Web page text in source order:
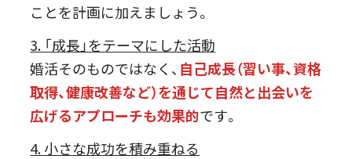
ことを計画に加えましょう。
3. 「成長」をテーマにした活動
婚活そのものではなく、 自己成長（習い事、資格
取得、健康改善など）を通じて自然と出会いを
広げるアプローチも効果的です。
4. 小さな成功を積み重ねる